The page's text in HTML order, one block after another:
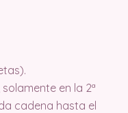
en la 2ª
cadena hasta el